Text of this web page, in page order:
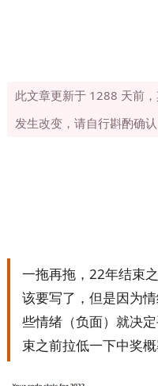
此文章更新于 1288 天前
发生改变，请自行斟酌确认
一拖再拖，22年结束
该要写了，但是因为
些情绪（负面）就决
束之前拉低一下中奖概